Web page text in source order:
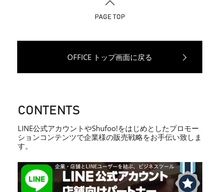
OFFICE トップ画面に戻る
CONTENTS
LINE公式アカウントやShufoo!をはじめとしたプロモー
ションコンテンツで企業様の販売戦略をお手伝い致しま
す。